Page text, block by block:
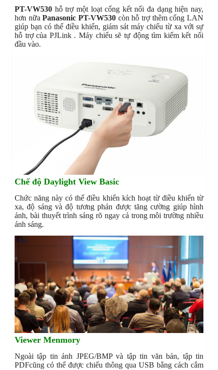
PT-VW530 hỗ trợ một loạt cổng kết nối đa dạng hiện nay,
hơn nữaPanasonic PT-VW530 còn hỗ trợ thêm cổng LAN
giúp bạn có thể điều khiển, giám sát máy chiếu từ xa với sự
hỗ trợ của PJLink . Máy chiếu sẽ tự động tìm kiếm kết nối
đầu vào.
Chế độ Daylight View Basic
Chức năng này có thể điều khiển kích hoạt từ điều khiển từ
xa, độ sáng và độ tương phản được tăng cường giúp hình
ảnh, bài thuyết trình sáng rõ ngay cả trong môi trường nhiều
ánh sáng.
Viewer Menmory
Ngoài tập tin ảnh JPEG/BMP và tập tin văn bản, tập tin
PDFcũng có thể được chiếu thông qua USB bằng cách cắm